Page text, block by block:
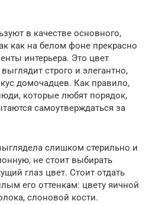
в качестве основного,
как на белом фоне прекрасно
интерьера. Это цвет
строго и элегантно,
домочадцев. Как правило,
которые любят порядок,
самоутверждаться за
слишком стерильно и
не стоит выбирать
глаз цвет. Стоит отдать
его оттенкам: цвету яичной
слоновой кости.